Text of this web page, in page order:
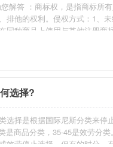
解答 ：商标权，是指商标所
排他的权利。侵权方式：1、
同种商品上使用与其他注册商
明知是假冒注册商标的商品。
标标识或者销售伪造、擅自制
专用权造成其他损害。
选择?
选择是根据国际尼斯分类来停
是商品分类，35-45是效劳分
效劳停止选择。但有的时分，